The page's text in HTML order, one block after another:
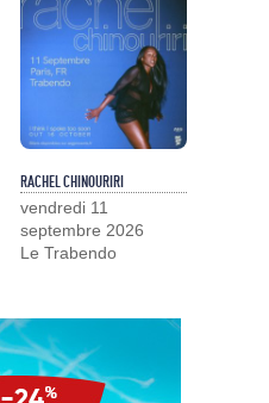
RACHEL CHINOURIRI
vendredi 11
septembre 2026
Le Trabendo